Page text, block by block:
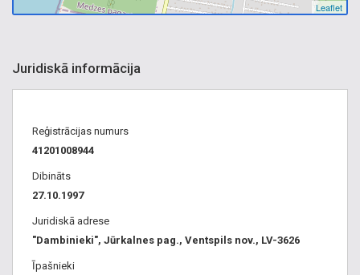
Leaflet
Juridiskā informācija
Reģistrācijas numurs
41201008944
Dibināts
27.10.1997
Juridiskā adrese
"Dambinieki", Jūrkalnes pag., Ventspils nov., LV-3626
Īpašnieki